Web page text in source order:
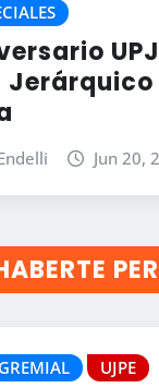
Jun 20,
UJPE